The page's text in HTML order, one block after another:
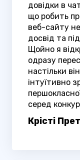
довідки в
що робить
веб-сайту
досвід та
Щойно я
одразу
настільки
інтуїтивно
серед
Крісті